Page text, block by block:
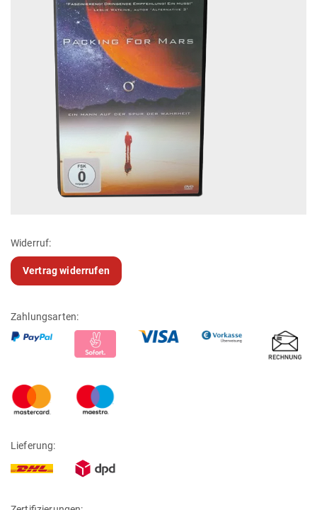
Widerruf:
Vertrag widerrufen
Zahlungsarten:
Lieferung: